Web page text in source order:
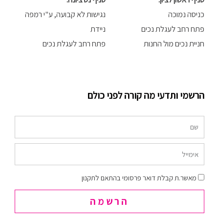
כניסה נמוכה
פתח רחב לעגלת נכים
חניית נכים מול החנות
נגישות לא קבועה, ע"י רמפה
ניידת
פתח רחב לעגלת נכים
הרשמי ותדעי מה קורה לפני כולם
שם
אימייל
הסכמה
מאשר.ת קבלת דואר פרסומי בהתאם לתקנון
הרשמה